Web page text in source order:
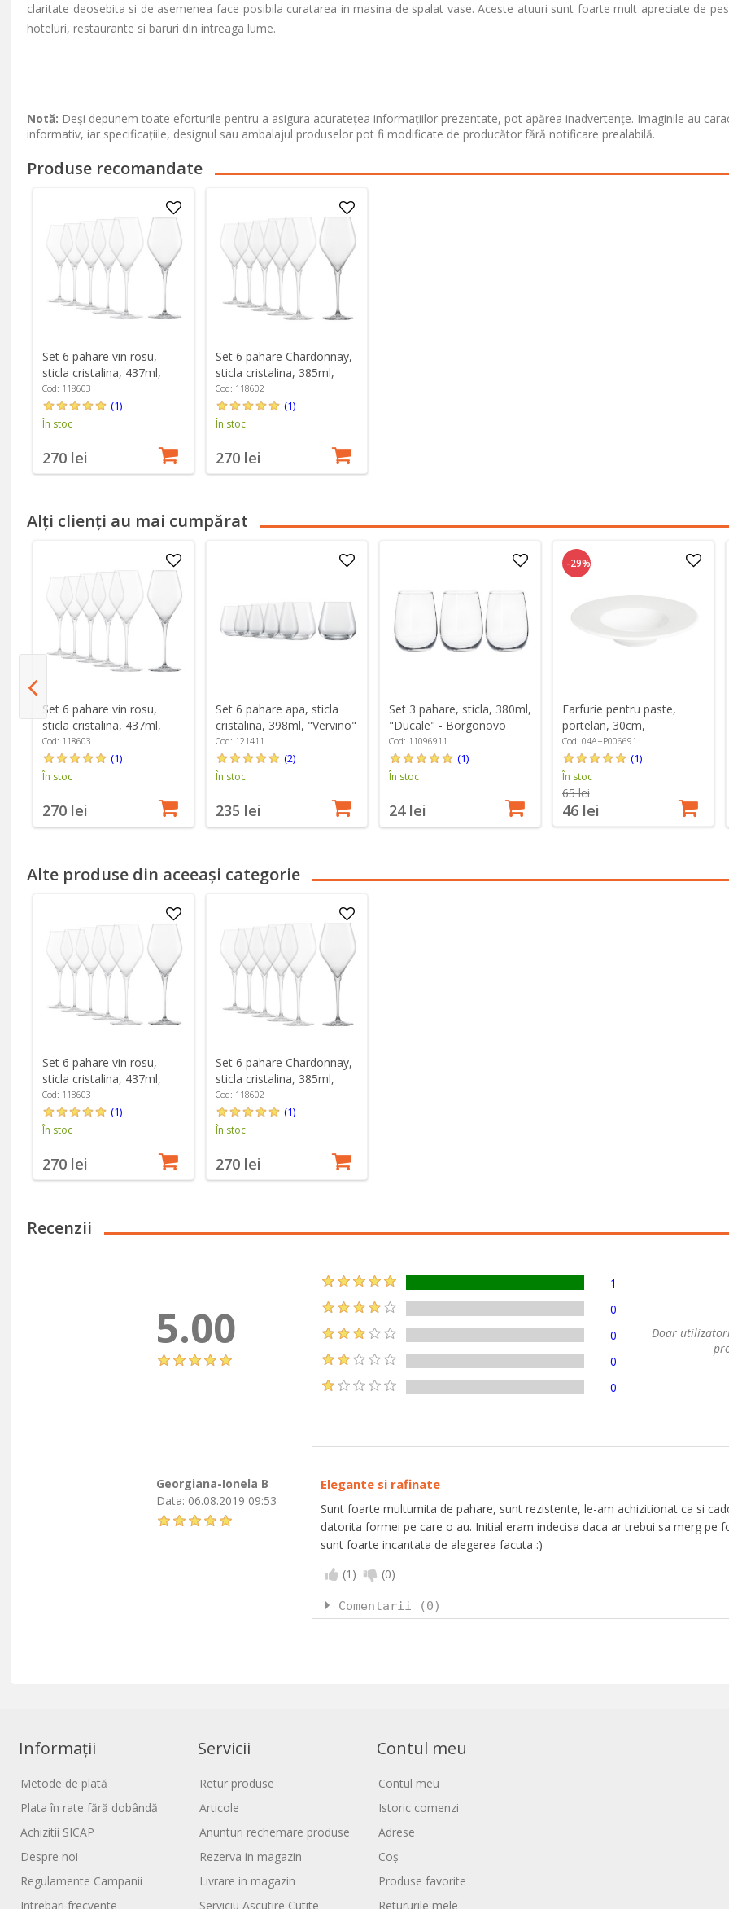
claritate deosebita si de asemenea face posibila curatarea in masina de spalat vase. Aceste atuuri sunt foarte mult apreciate de
hoteluri, restaurante si baruri din intreaga lume.
Notă: Deși depunem toate eforturile pentru a asigura acuratețea informațiilor prezentate, pot apărea inadvertențe. Imaginile au
informativ, iar specificațiile, designul sau ambalajul produselor pot fi modificate de producător fără notificare prealabilă.
Produse recomandate
Set 6 pahare vin rosu,
sticla cristalina, 437ml,
"Finesse" - Schott Zwiesel
Cod: 118603
(1)
În stoc
270 lei
Set 6 pahare Chardonnay,
sticla cristalina, 385ml,
"Finesse" - Schott Zwiesel
Cod: 118602
(1)
În stoc
270 lei
Alți clienți au mai cumpărat
Set 6 pahare vin rosu,
sticla cristalina, 437ml,
"Finesse" - Schott Zwiesel
Cod: 118603
(1)
În stoc
270 lei
Set 6 pahare apa, sticla
cristalina, 398ml, "Vervino"
- Schott Zwiesel
Cod: 121411
(2)
În stoc
235 lei
Set 3 pahare, sticla, 380ml,
"Ducale" - Borgonovo
Cod: 11096911
(1)
În stoc
24 lei
-29%
Farfurie pentru paste,
portelan, 30cm,
"Gastronomi Gourmet" -
Porland
Cod: 04A+P006691
(1)
În stoc
65 lei
46 lei
Alte produse din aceeași categorie
Set 6 pahare vin rosu,
sticla cristalina, 437ml,
"Finesse" - Schott Zwiesel
Cod: 118603
(1)
În stoc
270 lei
Set 6 pahare Chardonnay,
sticla cristalina, 385ml,
"Finesse" - Schott Zwiesel
Cod: 118602
(1)
În stoc
270 lei
Recenzii
5.00
1
0
0
0
0
Doar
Georgiana-Ionela B
Data: 06.08.2019 09:53
Elegante si rafinate
Sunt foarte multumita de pahare, sunt rezistente, le-am achizitionat ca si
datorita formei pe care o au. Initial eram indecisa daca ar trebui sa merg pe
sunt foarte incantata de alegerea facuta :)
(1 ) (0)
Comentarii (0)
Informații
Metode de plată
Plata în rate fără dobândă
Achizitii SICAP
Despre noi
Regulamente Campanii
Intrebari frecvente
Servicii
Retur produse
Articole
Anunturi rechemare produse
Rezerva in magazin
Livrare in magazin
Serviciu Ascutire Cutite
Contul meu
Contul meu
Istoric comenzi
Adrese
Coș
Produse favorite
Retururile mele